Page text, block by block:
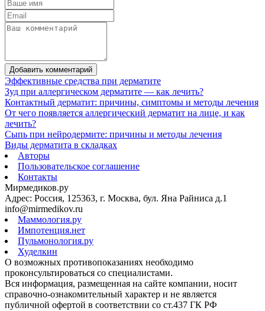
Добавить комментарий
Эффективные средства при дерматите
Зуд при аллергическом дерматите — как лечить?
Контактный дерматит: причины, симптомы и методы лечения
От чего появляется аллергический дерматит на лице, и как
лечить?
Сыпь при нейродермите: причины и методы лечения
Виды дерматита в складках
Авторы
Пользовательское соглашение
Контакты
Мирмедиков.ру
Адрес: Россия, 125363, г. Москва, бул. Яна Райниса д.1
info@mirmedikov.ru
Маммология.ру
Импотенция.нет
Пульмонология.ру
Худелкин
О возможных противопоказаниях необходимо
проконсультироваться со специалистами.
Вся информация, размещенная на сайте компании, носит
справочно-ознакомительный характер и не является
публичной офертой в соответствии со ст.437 ГК РФ